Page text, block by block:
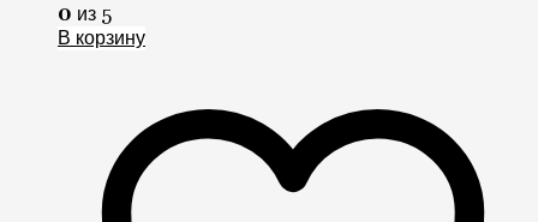
0 из 5
В корзину